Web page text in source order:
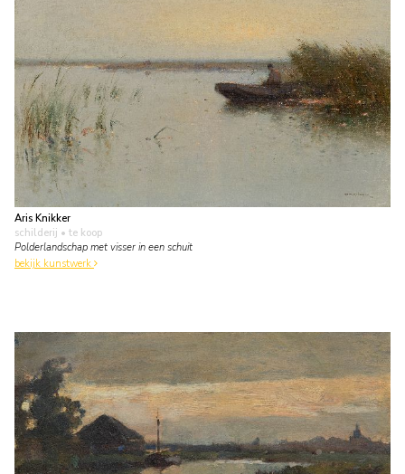
Aris Knikker
schilderij • te koop
Polderlandschap met visser in een schuit
bekijk kunstwerk